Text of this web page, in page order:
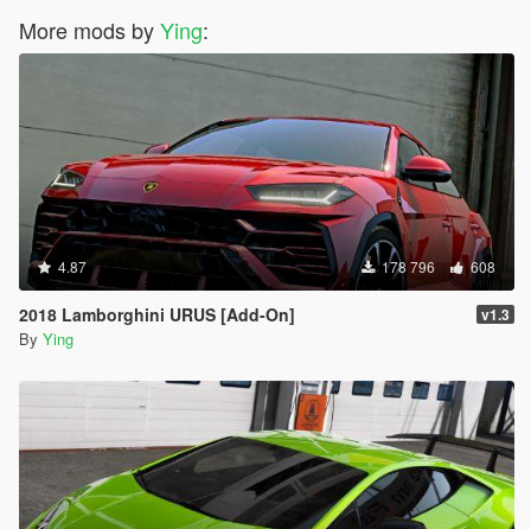
More mods byYing:
4.87 178 796 608
2018 Lamborghini URUS [Add-On] v1.3
By Ying